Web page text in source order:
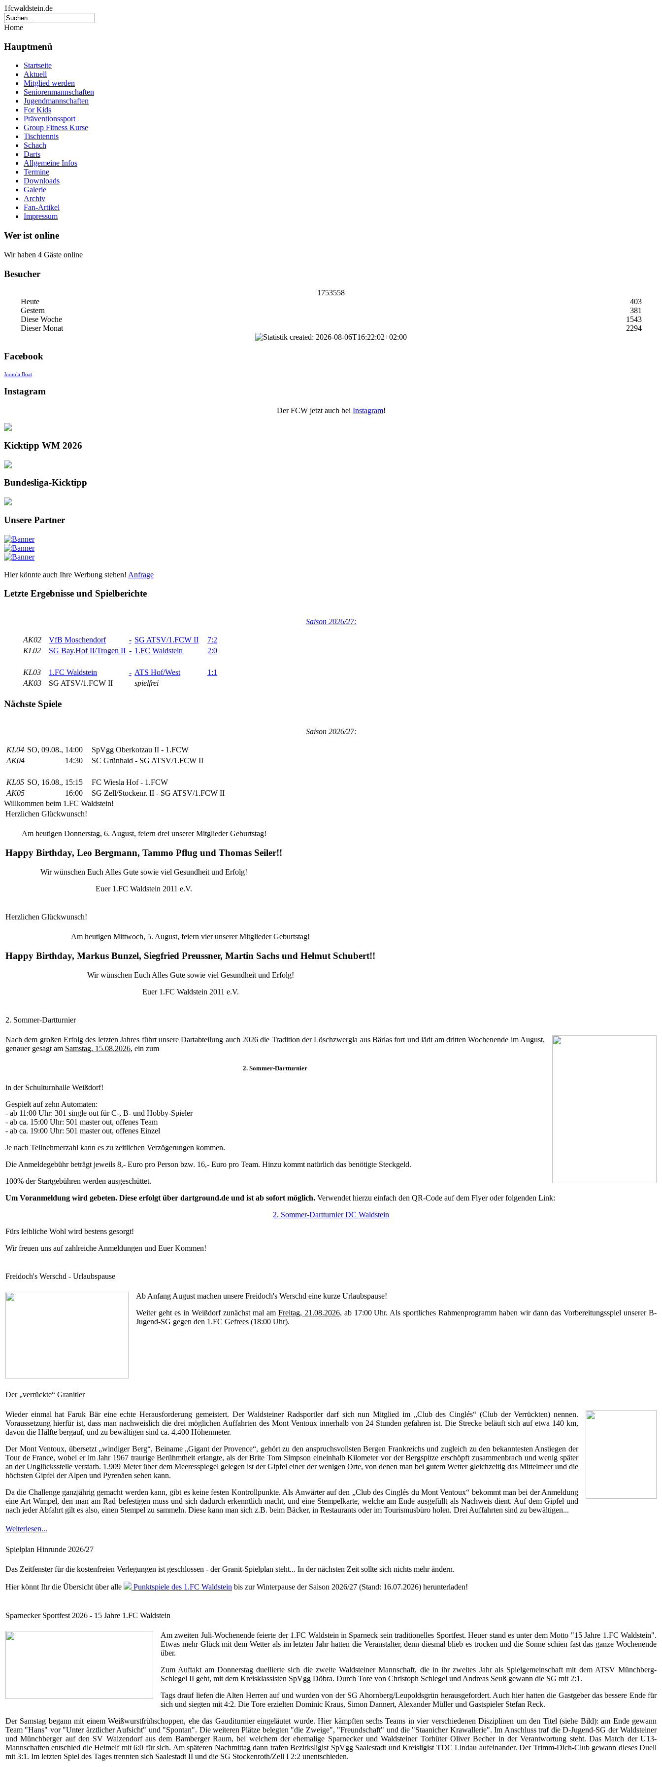
1fcwaldstein.de
Home
Hauptmenü
Startseite
Aktuell
Mitglied werden
Seniorenmannschaften
Jugendmannschaften
For Kids
Präventionssport
Group Fitness Kurse
Tischtennis
Schach
Darts
Allgemeine Infos
Termine
Downloads
Galerie
Archiv
Fan-Artikel
Impressum
Wer ist online
Wir haben 4 Gäste online
Besucher
1753558
Heute
403
Gestern
381
Diese Woche
1543
Dieser Monat
2294
Facebook
Joomla Boat
Instagram
Der FCW jetzt auch bei Instagram!
Kicktipp WM 2026
Bundesliga-Kicktipp
Unsere Partner
Hier könnte auch Ihre Werbung stehen! Anfrage
Letzte Ergebnisse und Spielberichte
Saison 2026/27:
AK02 VfB Moschendorf - SG ATSV/1.FCW II
7:2
KL02
SG Bay.Hof II/Trogen II - 1.FC Waldstein 2:0
KL03 1.FC Waldstein - ATS Hof/West
1:1
AK03
SG ATSV/1.FCW II spielfrei
Nächste Spiele
Saison 2026/27:
KL04 SO, 09.08., 14:00
SpVgg Oberkotzau II - 1.FCW
AK04
14:30 SC Grünhaid - SG ATSV/1.FCW II
KL05 SO, 16.08., 15:15
FC Wiesla Hof - 1.FCW
AK05
16:00
SG Zell/Stockenr. II - SG ATSV/1.FCW II
Willkommen beim 1.FC Waldstein!
Herzlichen Glückwunsch!
Am heutigen Donnerstag, 6. August, feiern drei unserer Mitglieder Geburtstag!
Happy Birthday, Leo Bergmann, Tammo Pflug und Thomas Seiler!!
Wir wünschen Euch Alles Gute sowie viel Gesundheit und Erfolg!
Euer 1.FC Waldstein 2011 e.V.
Herzlichen Glückwunsch!
Am heutigen Mittwoch, 5. August, feiern vier unserer Mitglieder Geburtstag!
Happy Birthday, Markus Bunzel, Siegfried Preussner, Martin Sachs und Helmut Schubert!!
Wir wünschen Euch Alles Gute sowie viel Gesundheit und Erfolg!
Euer 1.FC Waldstein 2011 e.V.
2. Sommer-Dartturnier
Nach dem großen Erfolg des letzten Jahres führt unsere Dartabteilung auch 2026 die Tradition der Löschzwergla aus Bärlas fort und lädt am dritten Wochenende im August,
genauer gesagt am Samstag, 15.08.2026, ein zum
2. Sommer-Dartturnier
in der Schulturnhalle Weißdorf!
Gespielt auf zehn Automaten:
- ab 11:00 Uhr: 301 single out für C-, B- und Hobby-Spieler
- ab ca. 15:00 Uhr: 501 master out, offenes Team
- ab ca. 19:00 Uhr: 501 master out, offenes Einzel
Je nach Teilnehmerzahl kann es zu zeitlichen Verzögerungen kommen.
Die Anmeldegebühr beträgt jeweils 8,- Euro pro Person bzw. 16,- Euro pro Team. Hinzu kommt natürlich das benötigte Steckgeld.
100% der Startgebühren werden ausgeschüttet.
Um Voranmeldung wird gebeten. Diese erfolgt über dartground.de und ist ab sofort möglich. Verwendet hierzu einfach den QR-Code auf dem Flyer oder folgenden Link:
2. Sommer-Dartturnier DC Waldstein
Fürs leibliche Wohl wird bestens gesorgt!
Wir freuen uns auf zahlreiche Anmeldungen und Euer Kommen!
Freidoch's Werschd - Urlaubspause
Ab Anfang August machen unsere Freidoch's Werschd eine kurze Urlaubspause!
Weiter geht es in Weißdorf zunächst mal am Freitag, 21.08.2026, ab 17:00 Uhr. Als sportliches Rahmenprogramm haben wir dann das Vorbereitungsspiel unserer B-
Jugend-SG gegen den 1.FC Gefrees (18:00 Uhr).
Der „verrückte“ Granitler
Wieder einmal hat Faruk Bär eine echte Herausforderung gemeistert. Der Waldsteiner Radsportler darf sich nun Mitglied im „Club des Cinglés“ (Club der Verrückten) nennen.
Voraussetzung hierfür ist, dass man nachweislich die drei möglichen Auffahrten des Mont Ventoux innerhalb von 24 Stunden gefahren ist. Die Strecke beläuft sich auf etwa 140 km,
davon die Hälfte bergauf, und zu bewältigen sind ca. 4.400 Höhenmeter.
Der Mont Ventoux, übersetzt „windiger Berg“, Beiname „Gigant der Provence“, gehört zu den anspruchsvollsten Bergen Frankreichs und zugleich zu den bekanntesten Anstiegen der
Tour de France, wobei er im Jahr 1967 traurige Berühmtheit erlangte, als der Brite Tom Simpson eineinhalb Kilometer vor der Bergspitze erschöpft zusammenbrach und wenig später
an der Unglücksstelle verstarb. 1.909 Meter über dem Meeresspiegel gelegen ist der Gipfel einer der wenigen Orte, von denen man bei gutem Wetter gleichzeitig das Mittelmeer und die
höchsten Gipfel der Alpen und Pyrenäen sehen kann.
Da die Challenge ganzjährig gemacht werden kann, gibt es keine festen Kontrollpunkte. Als Anwärter auf den „Club des Cinglés du Mont Ventoux“ bekommt man bei der Anmeldung
eine Art Wimpel, den man am Rad befestigen muss und sich dadurch erkenntlich macht, und eine Stempelkarte, welche am Ende ausgefüllt als Nachweis dient. Auf dem Gipfel und
nach jeder Abfahrt gilt es also, einen Stempel zu sammeln. Diese kann man sich z.B. beim Bäcker, in Restaurants oder im Tourismusbüro holen. Drei Auffahrten sind zu bewältigen...
Weiterlesen...
Spielplan Hinrunde 2026/27
Das Zeitfenster für die kostenfreien Verlegungen ist geschlossen - der Granit-Spielplan steht... In der nächsten Zeit sollte sich nichts mehr ändern.
Hier könnt Ihr die Übersicht über alle Punktspiele des 1.FC Waldstein bis zur Winterpause der Saison 2026/27 (Stand: 16.07.2026) herunterladen!
Sparnecker Sportfest 2026 - 15 Jahre 1.FC Waldstein
Am zweiten Juli-Wochenende feierte der 1.FC Waldstein in Sparneck sein traditionelles Sportfest. Heuer stand es unter dem Motto "15 Jahre 1.FC Waldstein".
Etwas mehr Glück mit dem Wetter als im letzten Jahr hatten die Veranstalter, denn diesmal blieb es trocken und die Sonne schien fast das ganze Wochenende
über.
Zum Auftakt am Donnerstag duellierte sich die zweite Waldsteiner Mannschaft, die in ihr zweites Jahr als Spielgemeinschaft mit dem ATSV Münchberg-
Schlegel II geht, mit dem Kreisklassisten SpVgg Döbra. Durch Tore von Christoph Schlegel und Andreas Seuß gewann die SG mit 2:1.
Tags drauf liefen die Alten Herren auf und wurden von der SG Ahornberg/Leupoldsgrün herausgefordert. Auch hier hatten die Gastgeber das bessere Ende für
sich und siegten mit 4:2. Die Tore erzielten Dominic Kraus, Simon Dannert, Alexander Müller und Gastspieler Stefan Reck.
Der Samstag begann mit einem Weißwurstfrühschoppen, ehe das Gauditurnier eingeläutet wurde. Hier kämpften sechs Teams in vier verschiedenen Disziplinen um den Titel (siehe Bild): am Ende gewann
Team "Hans" vor "Unter ärztlicher Aufsicht" und "Spontan". Die weiteren Plätze belegten "die Zweige", "Freundschaft" und die "Staanicher Krawallerie". Im Anschluss traf die D-Jugend-SG der Waldsteiner
und Münchberger auf den SV Waizendorf aus dem Bamberger Raum, bei welchem der ehemalige Sparnecker und Waldsteiner Torhüter Oliver Becher in der Verantwortung steht. Das Match der U13-
Mannschaften entschied die Heimelf mit 6:0 für sich. Am späteren Nachmittag dann trafen Bezirksligist SpVgg Saalestadt und Kreisligist TDC Lindau aufeinander. Der Trimm-Dich-Club gewann dieses Duell
mit 3:1. Im letzten Spiel des Tages trennten sich Saalestadt II und die SG Stockenroth/Zell I 2:2 unentschieden.